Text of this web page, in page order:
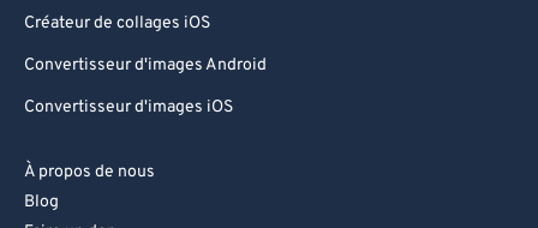
Créateur de collages iOS
Convertisseur d'images Android
Convertisseur d'images iOS
À propos de nous
Blog